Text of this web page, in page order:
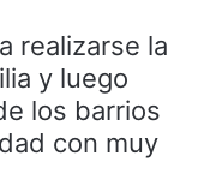
realizarse la
y luego
los barrios
con muy